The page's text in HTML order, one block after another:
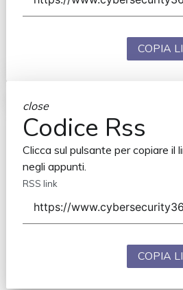
COPIA
close
Codice Rss
Clicca sul pulsante per copiare il
negli appunti.
RSS link
COPIA